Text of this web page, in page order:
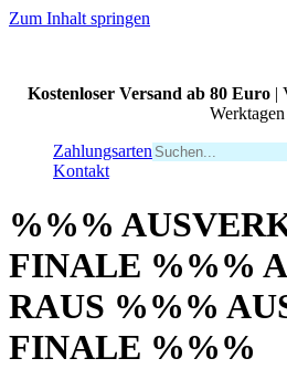
Zum Inhalt springen
Kostenloser Versand ab 80 Euro |
Werktagen
Zahlungsarten
Kontakt
%%%
FINALE %%%
RAUS %%%
FINALE %%%